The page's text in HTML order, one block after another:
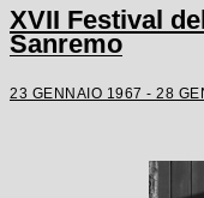
XVII Festival
Sanremo
23 GENNAIO 1967 - 28